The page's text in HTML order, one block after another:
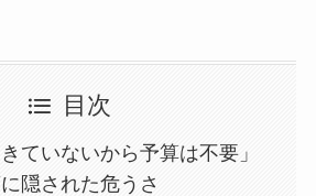
目次
きていないから予算は不要」
隠された危うさ